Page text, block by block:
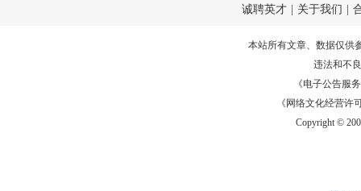
诚聘英才 关于我们
本站所有文章、数据仅供
违法和不
《电子公告服务
《网络文化经营许
Copyright ©